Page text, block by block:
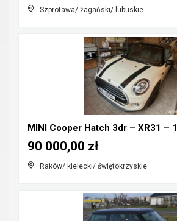
Szprotawa/ żagański/ lubuskie
MINI Cooper Hatch 3dr – XR31 –
Raków/ kielecki/ świętokrzyskie
90 000,00 zł